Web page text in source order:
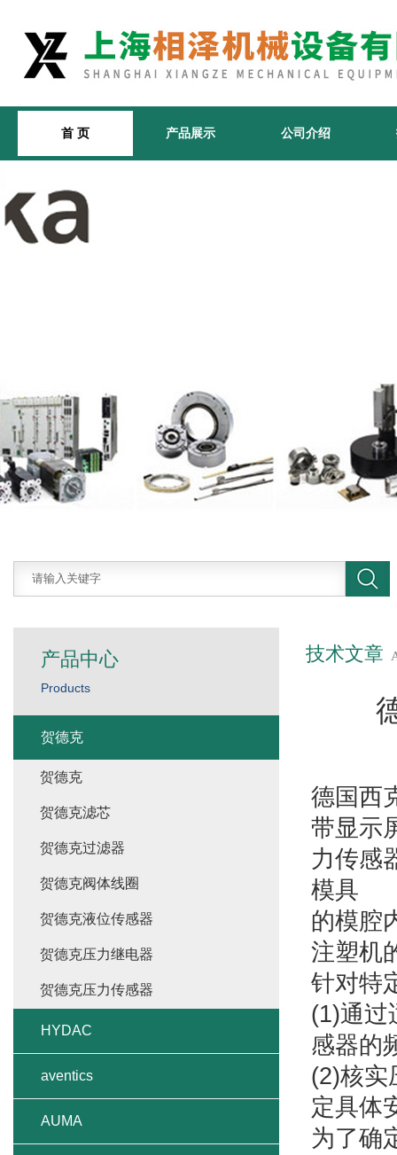
首 页 产品展示 公司介绍
技术文章
德国西
带显示
力传感
模具
的模腔
注塑机
针对特
(1)通过
感器的
(2)核实
定具体
为了确
产品中心
Products
贺德克
贺德克
贺德克滤芯
贺德克过滤器
贺德克阀体线圈
贺德克液位传感器
贺德克压力继电器
贺德克压力传感器
HYDAC
aventics
AUMA